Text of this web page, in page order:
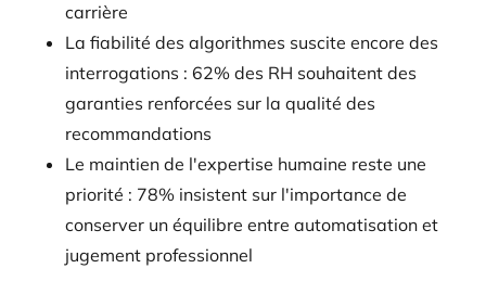
carrière
La fiabilité des algorithmes suscite encore des
interrogations : 62% des RH souhaitent des
garanties renforcées sur la qualité des
recommandations
Le maintien de l'expertise humaine reste une
priorité : 78% insistent sur l'importance de
conserver un équilibre entre automatisation et
jugement professionnel